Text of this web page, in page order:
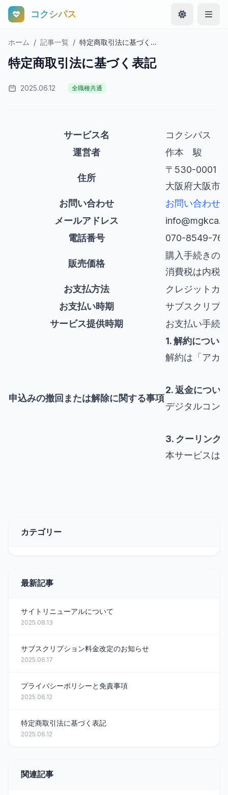
コクシパス
ホーム / 記事一覧 / 特定商取引法に基づく...
特定商取引法に基づく表記
2025.06.12 全職種共通
サービス名
コクシパス
運営者
作本 駿
住所
〒530-0001
大阪府大阪市
お問い合わせ
お問い合わせ
メールアドレス
電話番号
070-8549-
販売価格
購入手続きの
消費税は内税
お支払方法
クレジットカ
お支払い時期
サブスクリプ
サービス提供時期
お支払い手続
申込みの撤回または解除に関する事項
1. 解約について
解約は「アカ
2. 返金につい
デジタルコン
3. クーリング
本サービスは
カテゴリー
最新記事
サイトリニューアルについて
2025.08.13
サブスクリプション料金改定のお知らせ
2025.06.17
プライバシーポリシーと免責事項
2025.06.12
特定商取引法に基づく表記
2025.06.12
関連記事